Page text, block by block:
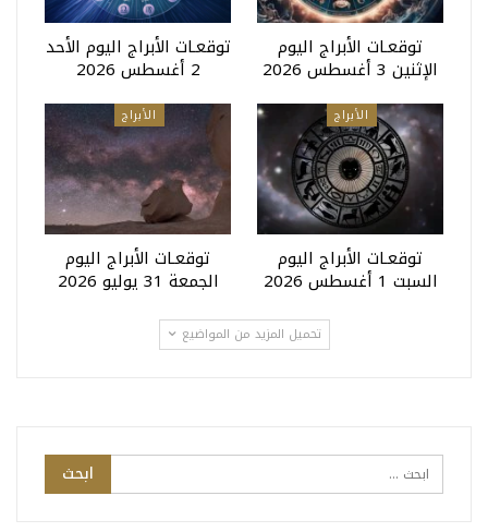
توقعـات الأبراج اليوم
الإثنين 3 أغسطس 2026
توقعـات الأبراج اليوم الأحد
2 أغسطس 2026
الأبراج
توقعـات الأبراج اليوم
السبت 1 أغسطس 2026
الأبراج
توقعـات الأبراج اليوم
الجمعة 31 يوليو 2026
تحميل المزيد من المواضيع